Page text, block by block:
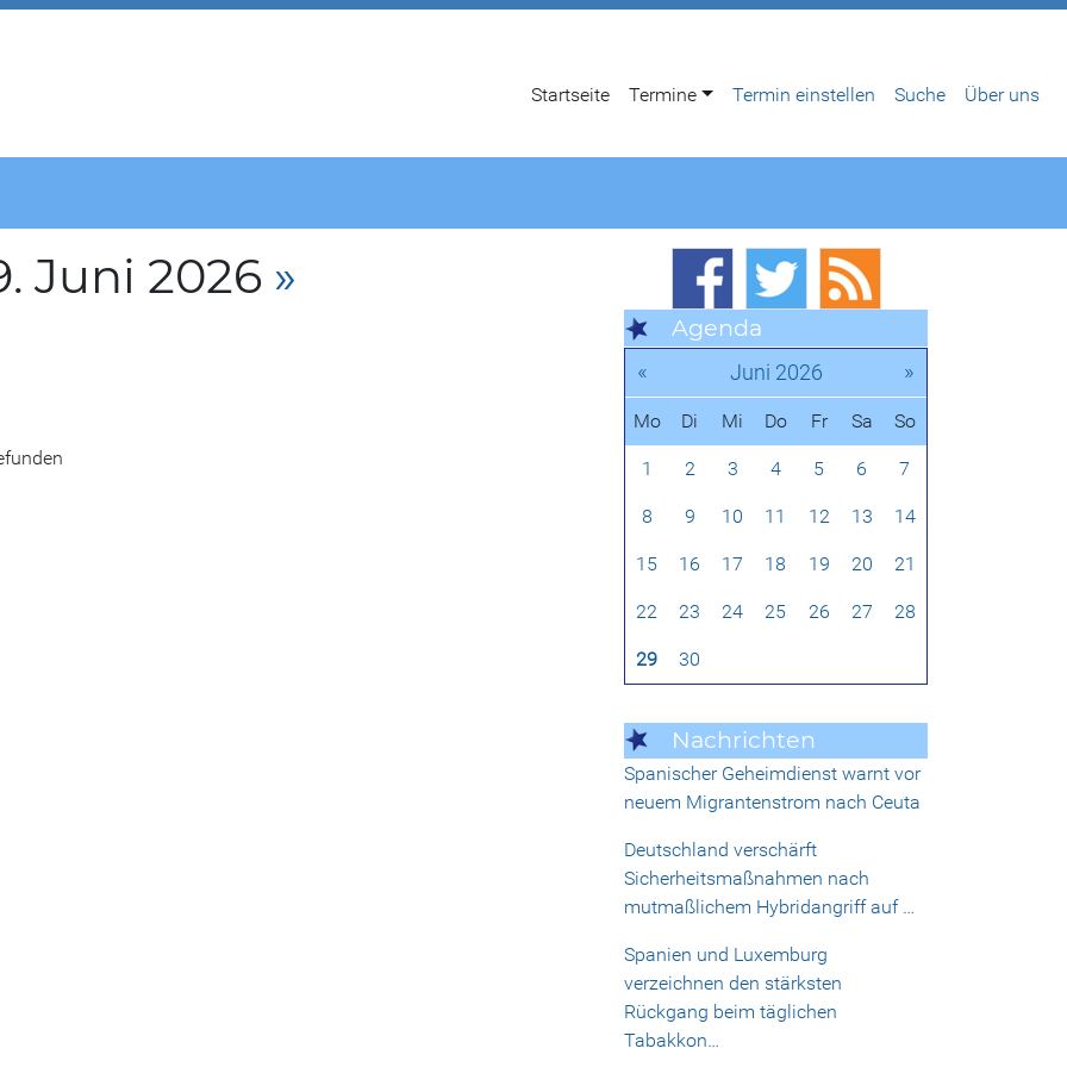
Startseite Termine Termin einstellen Suche Über uns
Juni 2026 »
Agenda
« Juni 2026 »
Mo Di Mi Do Fr Sa So
1 2 3 4 5 6 7
8 9 10 11 12 13 14
15 16 17 18 19 20 21
22 23 24 25 26 27 28
29 30
Nachrichten
Spanischer Geheimdienst warnt vor
neuem Migrantenstrom nach Ceuta
Deutschland verschärft
Sicherheitsmaßnahmen nach
mutmaßlichem Hybridangriff auf …
Spanien und Luxemburg
verzeichnen den stärksten
Rückgang beim täglichen
Tabakkon…